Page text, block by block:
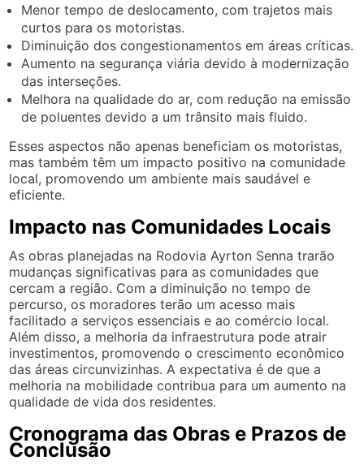
Menor tempo de deslocamento, com trajetos mais
curtos para os motoristas.
Diminuição dos congestionamentos em áreas críticas.
Aumento na segurança viária devido à modernização
das interseções.
Melhora na qualidade do ar, com redução na emissão
de poluentes devido a um trânsito mais fluido.
Esses aspectos não apenas beneficiam os motoristas,
mas também têm um impacto positivo na comunidade
local, promovendo um ambiente mais saudável e
eficiente.
Impacto nas Comunidades Locais
As obras planejadas na Rodovia Ayrton Senna trarão
mudanças significativas para as comunidades que
cercam a região. Com a diminuição no tempo de
percurso, os moradores terão um acesso mais
facilitado a serviços essenciais e ao comércio local.
Além disso, a melhoria da infraestrutura pode atrair
investimentos, promovendo o crescimento econômico
das áreas circunvizinhas. A expectativa é de que a
melhoria na mobilidade contribua para um aumento na
qualidade de vida dos residentes.
Cronograma das Obras e Prazos de
Conclusão